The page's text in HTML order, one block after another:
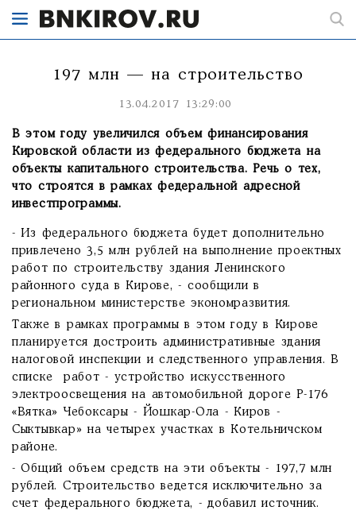
197 млн — на строительство
13.04.2017 13:29:00
В этом году увеличился объем финансирования
Кировской области из федерального бюджета на
объекты капитального строительства. Речь о тех,
что строятся в рамках федеральной адресной
инвестпрограммы.
- Из федерального бюджета будет дополнительно
привлечено 3,5 млн рублей на выполнение проектных
работ по строительству здания Ленинского
районного суда в Кирове, - сообщили в
региональном министерстве экономразвития.
Также в рамках программы в этом году в Кирове
планируется достроить административные здания
налоговой инспекции и следственного управления. В
списке работ - устройство искусственного
электроосвещения на автомобильной дороге Р-176
«Вятка» Чебоксары - Йошкар-Ола - Киров -
Сыктывкар» на четырех участках в Котельничском
районе.
- Общий объем средств на эти объекты - 197,7 млн
рублей. Строительство ведется исключительно за
счет федерального бюджета, - добавил источник.